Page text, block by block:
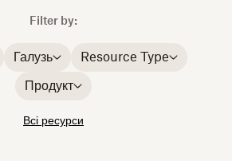
Filter by:
Галузь Resource Type
Продукт
Всі ресурси